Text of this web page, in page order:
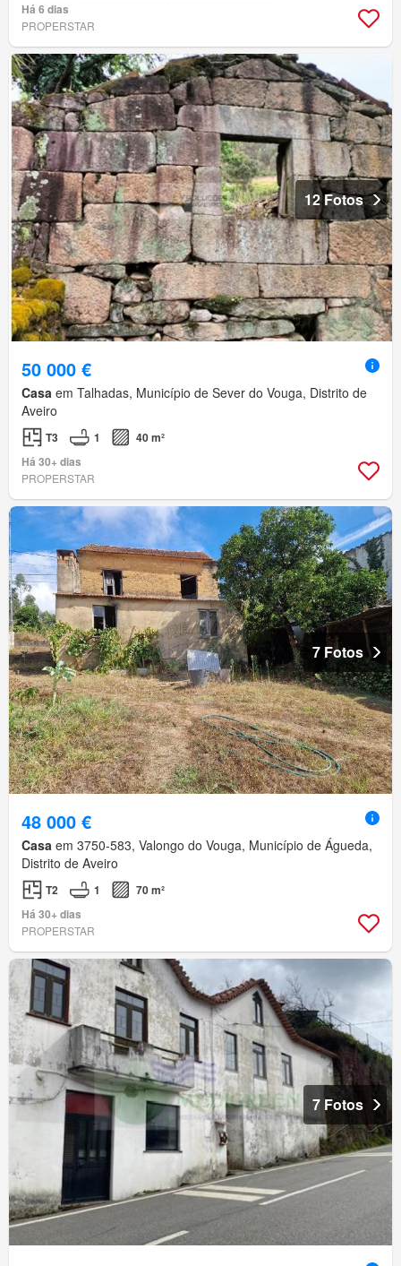
Há 6 dias
PROPERSTAR
12 Fotos
50 000 €
Casa em Talhadas, Município de Sever do Vouga, Distrito de
Aveiro
T3 1
40 m²
Há 30+ dias
PROPERSTAR
7 Fotos
48 000 €
Casa em 3750-583, Valongo do Vouga, Município de Águeda,
Distrito de Aveiro
T2 1
70 m²
Há 30+ dias
PROPERSTAR
7 Fotos